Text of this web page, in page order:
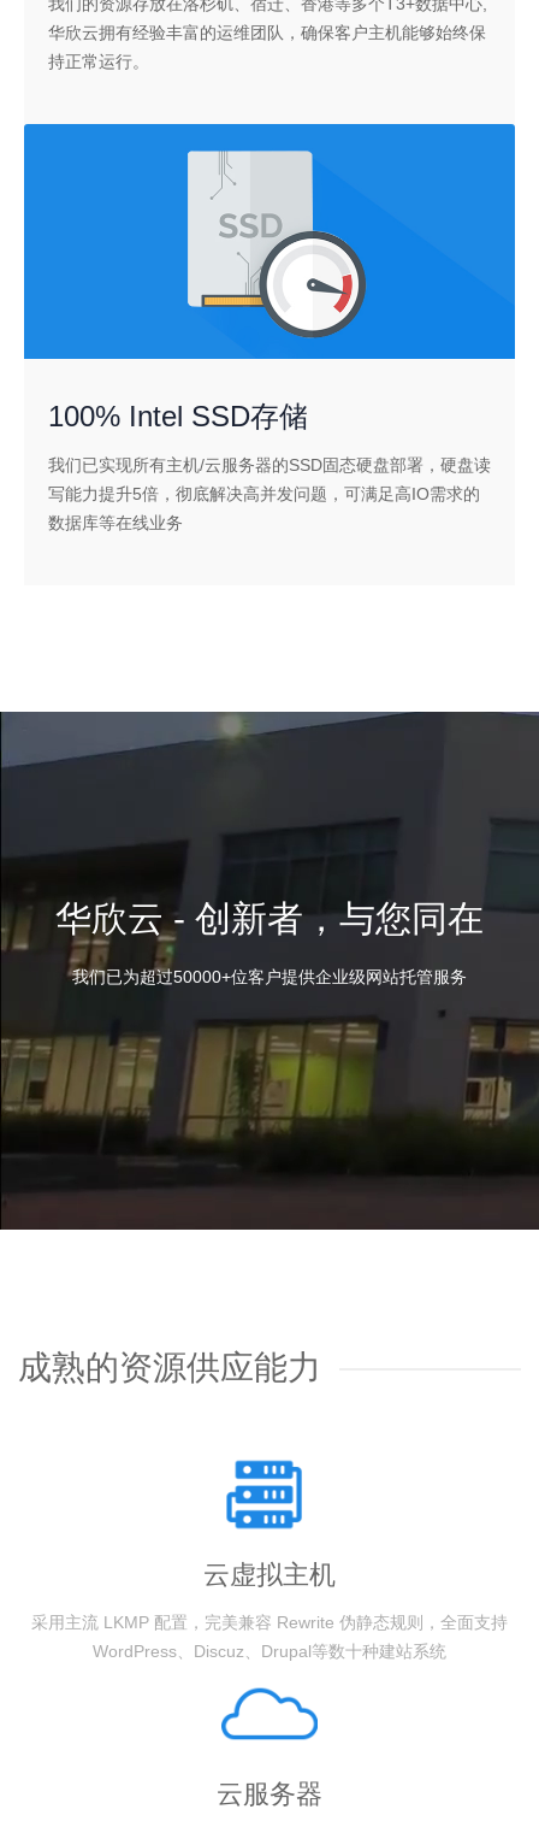
华欣云拥有经验丰富的运维团队，确保客户主机能够始终保
持正常运行。
100% Intel SSD存储
我们已实现所有主机/云服务器的SSD固态硬盘部署，硬盘读
写能力提升5倍，彻底解决高并发问题，可满足高IO需求的
数据库等在线业务
华欣云 - 创新者，与您同在
我们已为超过50000+位客户提供企业级网站托管服务
成熟的资源供应能力
云虚拟主机
采用主流 LKMP 配置，完美兼容 Rewrite 伪静态规则，全面支持
WordPress、Discuz、Drupal等数十种建站系统
云服务器